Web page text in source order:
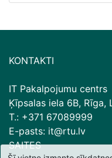
KONTAKTI
IT Pakalpojumu centrs
Ķīpsalas iela 6B, Rīga,
T.: +371 67089999
E-pasts: it@rtu.lv
SAITES